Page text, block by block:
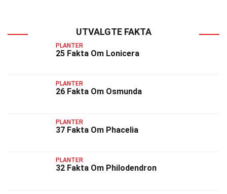
UTVALGTE FAKTA
PLANTER
25 Fakta Om Lonicera
PLANTER
26 Fakta Om Osmunda
PLANTER
37 Fakta Om Phacelia
PLANTER
32 Fakta Om Philodendron